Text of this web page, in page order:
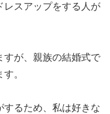
レスアップをする人が
すが、親族の結婚式で
。
るため、私は好きな